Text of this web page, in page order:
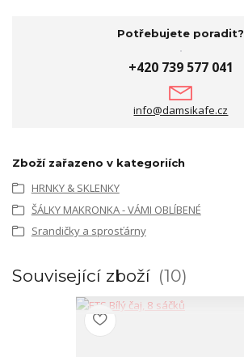
Potřebujete poradit?
+420 739 577 041
info@damsikafe.cz
Zboží zařazeno v kategoriích
HRNKY & SKLENKY
ŠÁLKY MAKRONKA - VÁMI OBLÍBENÉ
Srandičky a sprosťárny
Související zboží 10